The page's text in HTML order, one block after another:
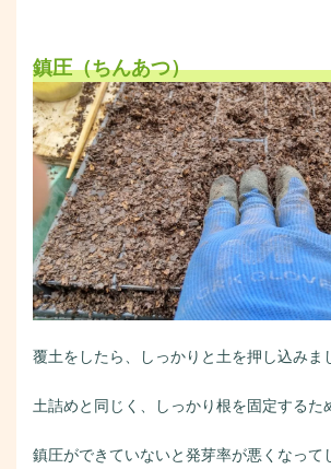
鎮圧（ちんあつ）
覆土をしたら、しっかりと土を押し込みま
土詰めと同じく、しっかり根を固定するた
鎮圧ができていないと発芽率が悪くなって